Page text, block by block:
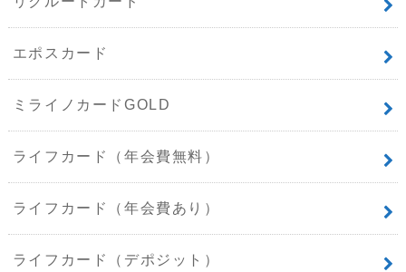
エポスカード
ミライノカードGOLD
ライフカード（年会費無料）
ライフカード（年会費あり）
ライフカード（デポジット）